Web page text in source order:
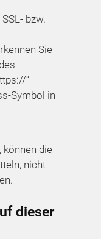
bzw.
Sie
“
Symbol in
können die
nicht
dieser